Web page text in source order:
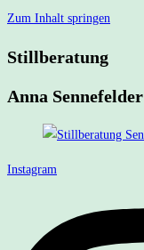
Zum Inhalt springen
Stillberatung
Anna Sennefelder
Instagram